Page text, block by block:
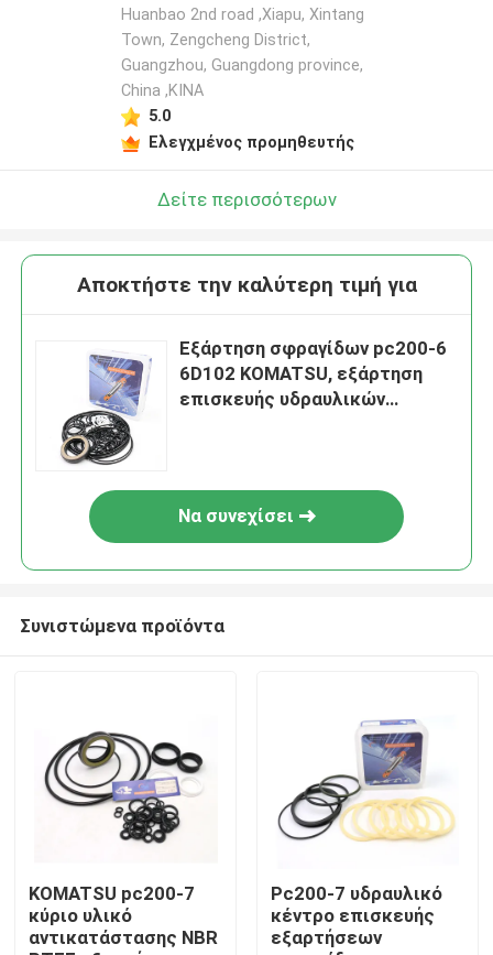
Σπίτι
Βίντεο
Huanbao 2nd road ,Xiapu, Xintang
Town, Zengcheng District,
Guangzhou, Guangdong province,
China ,ΚΙΝΑ
5.0
Ελεγχμένος προμηθευτής
Δείτε περισσότερων
Αποκτήστε την καλύτερη τιμή για
Εξάρτηση σφραγίδων pc200-6
6D102 KOMATSU, εξάρτηση
επισκευής υδραυλικών
Να συνεχίσει
Συνιστώμενα προϊόντα
KOMATSU pc200-7
κύριο υλικό
αντικατάστασης NBR
Pc200-7 υδραυλικό
κέντρο επισκευής
εξαρτήσεων